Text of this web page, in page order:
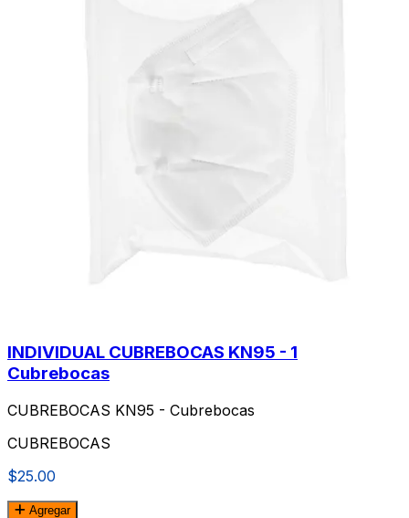
INDIVIDUAL CUBREBOCAS KN95 - 1
Cubrebocas
CUBREBOCAS KN95 - Cubrebocas
CUBREBOCAS
$25.00
Agregar